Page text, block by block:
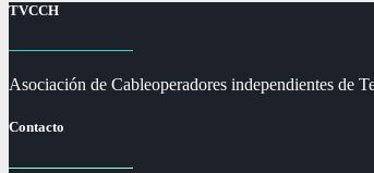
TVCCH
Asociación de Cableoperadores independientes de
Contacto